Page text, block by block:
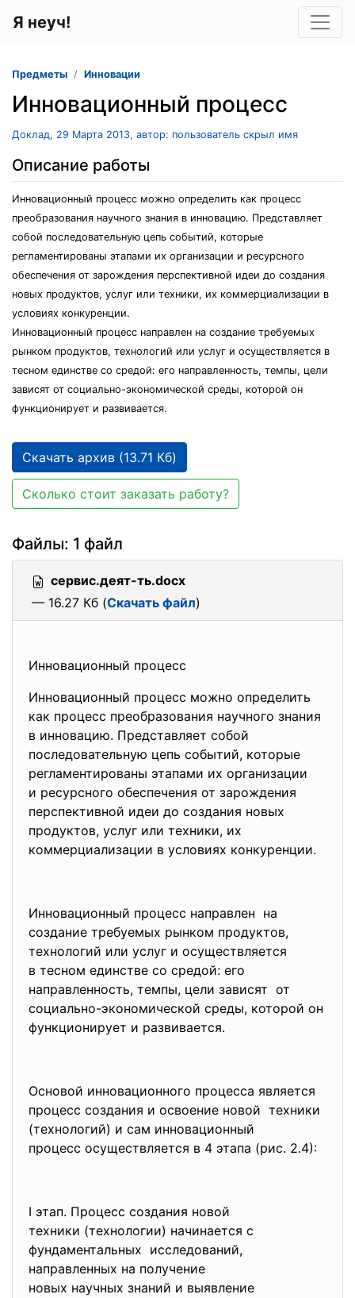
Я неуч!
Предметы Инновации
Инновационный процесс
Доклад, 29 Марта 2013, автор: пользователь скрыл имя
Описание работы
Инновационный процесс можно определить как процесс
преобразования научного знания в инновацию. Представляет
собой последовательную цепь событий, которые
регламентированы этапами их организации и ресурсного
обеспечения от зарождения перспективной идеи до создания
новых продуктов, услуг или техники, их коммерциализации в
условиях конкуренции.
Инновационный процесс направлен на создание требуемых
рынком продуктов, технологий или услуг и осуществляется в
тесном единстве со средой: его направленность, темпы, цели
зависят от социально-экономической среды, которой он
функционирует и развивается.
Скачать архив (13.71 Кб)
Сколько стоит заказать работу?
Файлы: 1 файл
сервис.деят-ть.docx
— 16.27 Кб (Скачать файл)
Инновационный процесс
Инновационный процесс можно определить
как процесс преобразования научного знания
в инновацию. Представляет собой
последовательную цепь событий, которые
регламентированы этапами их организации
и ресурсного обеспечения от зарождения
перспективной идеи до создания новых
продуктов, услуг или техники, их
коммерциализации в условиях конкуренции.
Инновационный процесс направлен на
создание требуемых рынком продуктов,
технологий или услуг и осуществляется
в тесном единстве со средой: его
направленность, темпы, цели зависят от
социально-экономической среды, которой он
функционирует и развивается.
Основой инновационного процесса является
процесс создания и освоение новой техники
(технологий) и сам инновационный
процесс осуществляется в 4 этапа (рис. 2.4):
I этап. Процесс создания новой
техники (технологии) начинается c
фундаментальных исследований,
направленных на получение
новых научных знаний и выявление